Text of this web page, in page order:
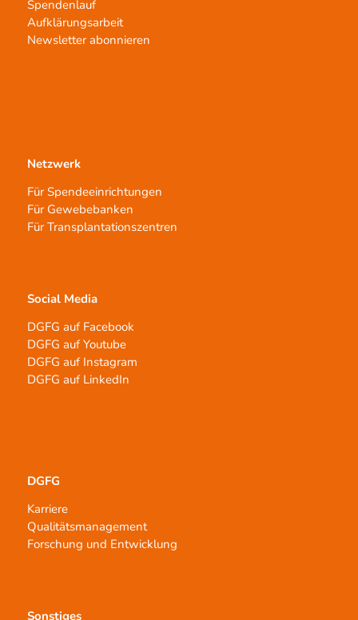
Spendenlauf
Aufklärungsarbeit
Newsletter abonnieren
Netzwerk
Für Spendeeinrichtungen
Für Gewebebanken
Für Transplantationszentren
Social Media
DGFG auf Facebook
DGFG auf Youtube
DGFG auf Instagram
DGFG auf LinkedIn
DGFG
Karriere
Qualitätsmanagement
Forschung und Entwicklung
Sonstiges